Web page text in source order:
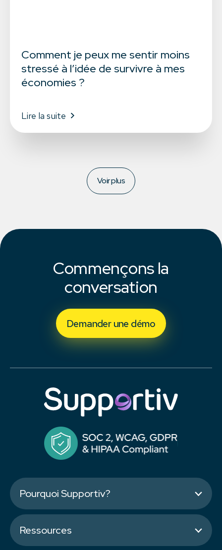
Comment je peux me sentir moins
stressé à l’idée de survivre à mes
économies ?
Lire la suite
Voir plus
Commençons la
conversation
Demander une démo
Pourquoi Supportiv?
Ressources